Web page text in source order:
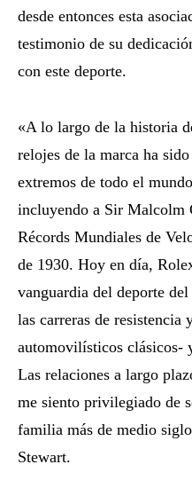
desde entonces esta
testimonio de su
con este deporte.
«A lo largo de la historia
relojes de la marca ha
extremos de todo el
incluyendo a Sir Malcolm
Récords Mundiales de
de 1930. Hoy en día,
vanguardia del deporte
las carreras de resistencia
automovilísticos clásicos-
Las relaciones a largo
me siento privilegiado de
familia más de medio
Stewart.